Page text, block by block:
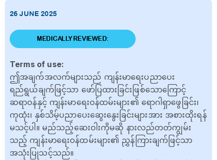
26 JUNE 2025
MEDICALLY REVIEWED:
Terms of use:
ဤအချက်အလက်များသည် ကျန်းမာရေးပညာပေး
ရည်ရွယ်ချက်ဖြင့်သာ ဖော်ပြထားခြင်းဖြစ်သောကြောင့်
ဆရာဝန်နှင့် ကျန်းမာရေးဝန်ထမ်းများ၏ ရောဂါရှာဖွေခြင်း၊
ကုထုံး၊ နှစ်သိမ့်ပညာပေးဆွေးနွေးခြင်းများအား အစားထိုးရန်
မသင့်ပါ။ မည်သည့်ဆေးဝါးကိုမဆို နားလည်တတ်ကျွမ်း
သည့် ကျန်းမာရေးဝန်ထမ်းများ၏ ညွှန်ကြားချက်ဖြင့်သာ
အသုံးပြုသင့်သည်။